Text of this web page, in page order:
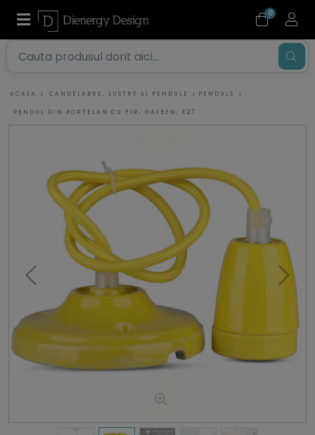
0
ACASA CANDELABRE, LUSTRE ȘI PENDULE PENDULE
PENDUL DIN PORTELAN CU FIR, GALBEN, E27